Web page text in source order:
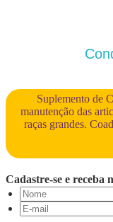
Suplemento de
manutenção das
raças grandes.
Cadastre-se e receba